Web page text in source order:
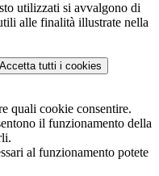
utilizzati si avvalgono di
alle finalità illustrate nella
Accetta tutti i cookies
quali cookie consentire.
il funzionamento della
al funzionamento potete